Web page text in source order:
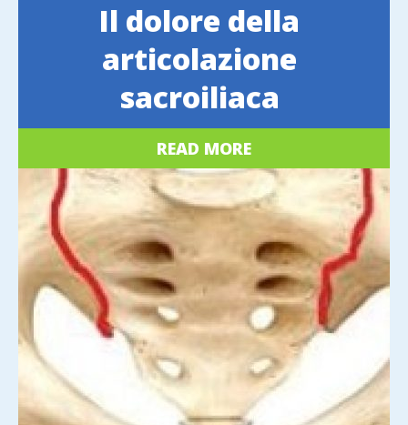
Il dolore della
articolazione
sacroiliaca
READ MORE